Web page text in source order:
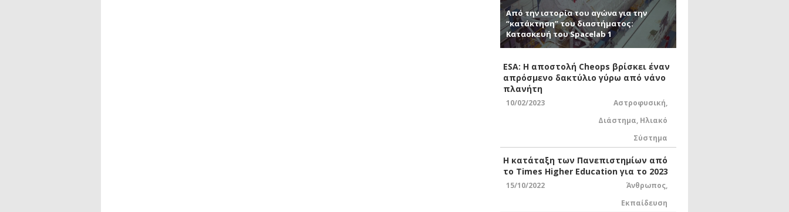
Από την ιστορία του αγώνα για την
“κατάκτηση” του διαστήματος:
Κατασκευή του Spacelab 1
ESA: Η αποστολή Cheops βρίσκει έναν
απρόσμενο δακτύλιο γύρω από νάνο
πλανήτη
10/02/2023 Αστροφυσική,
Διάστημα, Ηλιακό
Σύστημα
Η κατάταξη των Πανεπιστημίων από
το Times Higher Education για το 2023
15/10/2022 Άνθρωπος,
Εκπαίδευση